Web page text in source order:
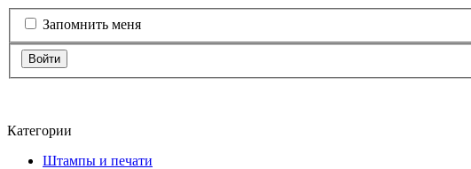
Запомнить меня
Войти
Категории
Штампы и печати